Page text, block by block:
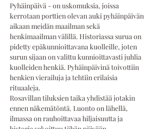
Pyhäinpäivä - on uskomuksia, joissa
kerrotaan porttien olevan auki pyhäinpäivän
aikaan meidän maailman sekä
henkimaailman välillä. Historiassa surua on
pidetty epäkunnioittavana kuolleille, joten
surun sijaan on valittu kunnioittavasti juhlia
kuolleiden henkiä. Pyhäinpäivinä toivottiin
henkien vierailuja ja tehtiin erilaisia
rituaaleja.
Rosavillan tiluksien taika yhdistää jotakin
ennen näkemätöntä. Luonto on lähellä,
ilmassa on rauhoittavaa hiljaisuutta ja